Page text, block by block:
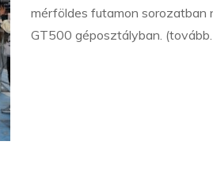
mérföldes futamon sorozatban
GT500 géposztályban.